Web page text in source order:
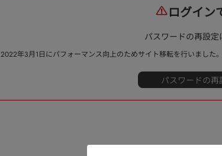
ログイン
パスワードの再設定
2022年3月1日にパフォーマンス向上のためサイト移転を行いました